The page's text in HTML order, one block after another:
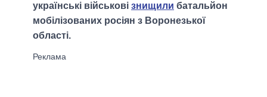
українські військові знищили батальйон
мобілізованих росіян з Воронезької
області.